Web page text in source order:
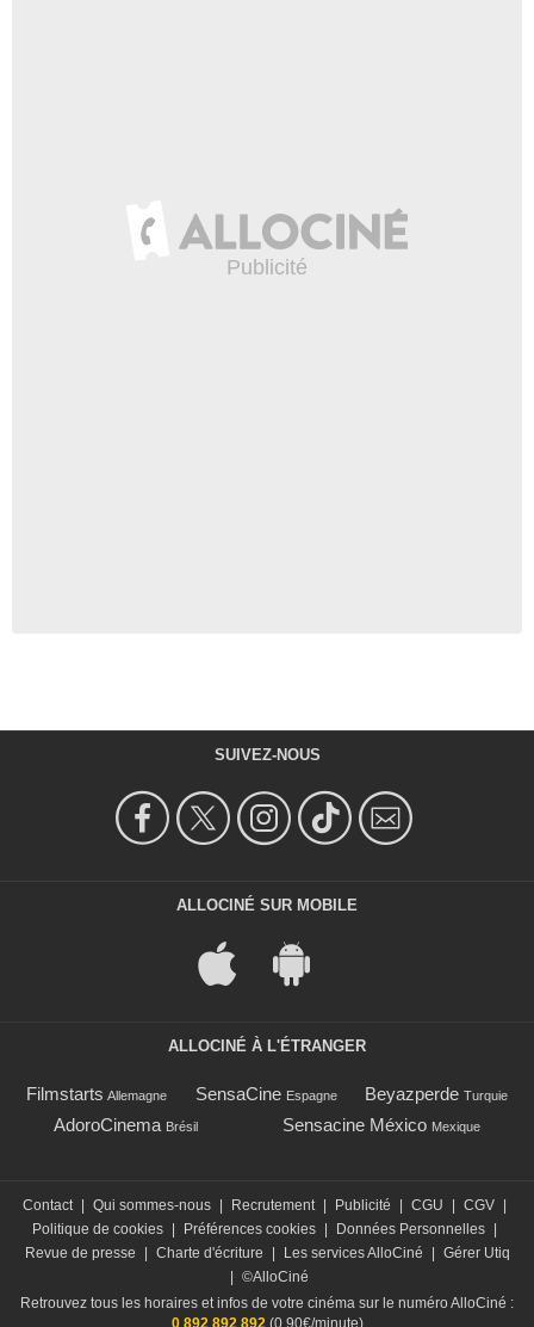
SUIVEZ-NOUS
ALLOCINÉ SUR MOBILE
ALLOCINÉ À L'ÉTRANGER
Filmstarts Allemagne SensaCine Espagne Beyazperde Turquie
AdoroCinema Brésil Sensacine México Mexique
Contact Qui sommes-nous Recrutement Publicité CGU CGV
Politique de cookies
Préférences cookies Données Personnelles
Revue de presse
Charte d'écriture Les services AlloCiné
Gérer Utiq
©AlloCiné
Retrouvez tous les horaires et infos de votre cinéma sur le numéro AlloCiné :